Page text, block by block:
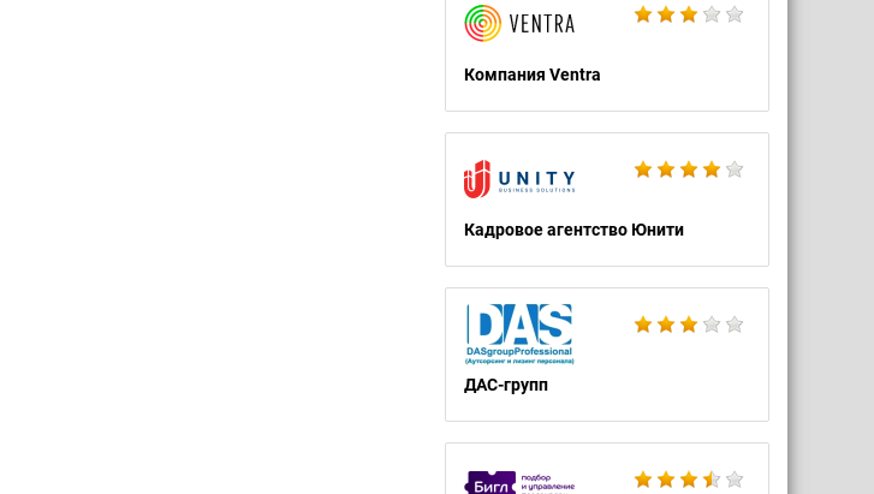
Компания Ventra
Кадровое агентство Юнити
ДАС-групп